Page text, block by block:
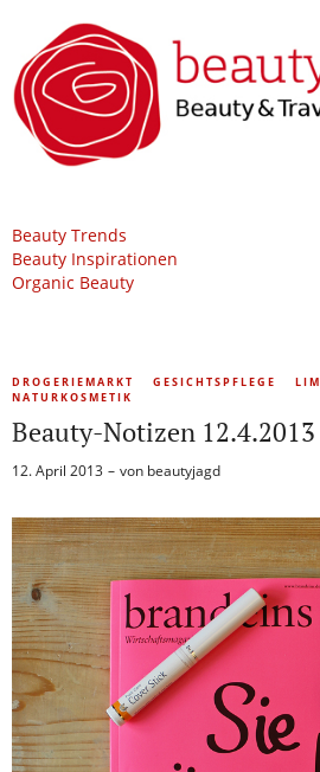
Beauty Trends
Beauty Inspirationen
Organic Beauty
DROGERIEMARKT GESICHTSPFLEGE
NATURKOSMETIK
Beauty-Notizen 12.4.2013
12. April 2013 von beautyjagd